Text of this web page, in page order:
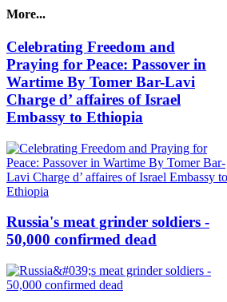
More...
Celebrating Freedom and
Praying for Peace: Passover in
Wartime By Tomer Bar-Lavi
Charge d’ affaires of Israel
Embassy to Ethiopia
Russia's meat grinder soldiers -
50,000 confirmed dead